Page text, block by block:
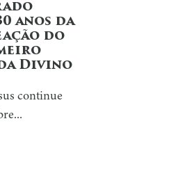
anos da
do
Divino
continue